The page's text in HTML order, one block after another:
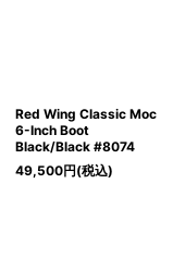
Red Wing Classic Moc
6-Inch Boot
Black/Black #8074
49,500円(税込)